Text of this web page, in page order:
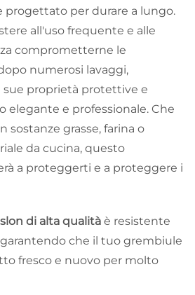
per durare a lungo.
all'uso frequente e alle
comprometterne le
numerosi lavaggi,
proprietà protettive e
elegante e professionale. Che
sostanze grasse, farina o
da cucina, questo
a proteggerti e a proteggere i
di alta qualità è resistente
garantendo che il tuo grembiule
fresco e nuovo per molto